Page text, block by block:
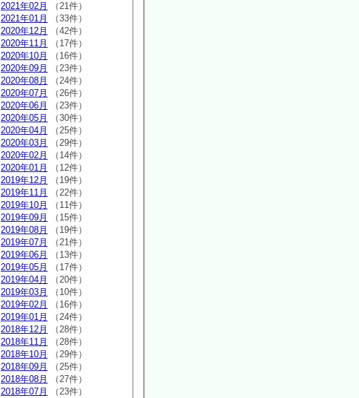
2021年02月
（21件）
2021年01月
（33件）
2020年12月
（42件）
2020年11月
（17件）
2020年10月
（16件）
2020年09月
（23件）
2020年08月
（24件）
2020年07月
（26件）
2020年06月
（23件）
2020年05月
（30件）
2020年04月
（25件）
2020年03月
（29件）
2020年02月
（14件）
2020年01月
（12件）
2019年12月
（19件）
2019年11月
（22件）
2019年10月
（11件）
2019年09月
（15件）
2019年08月
（19件）
2019年07月
（21件）
2019年06月
（13件）
2019年05月
（17件）
2019年04月
（20件）
2019年03月
（10件）
2019年02月
（16件）
2019年01月
（24件）
2018年12月
（28件）
2018年11月
（28件）
2018年10月
（29件）
2018年09月
（25件）
2018年08月
（27件）
2018年07月
（23件）